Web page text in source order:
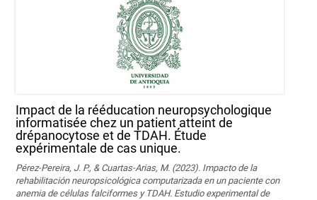
Impact de la rééducation neuropsychologique
informatisée chez un patient atteint de
drépanocytose et de TDAH. Étude
expérimentale de cas unique.
Pérez-Pereira, J. P., & Cuartas-Arias, M. (2023). Impacto de la
rehabilitación neuropsicológica computarizada en un paciente con
anemia de células falciformes y TDAH. Estudio experimental de